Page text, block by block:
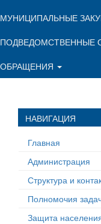
МУНИЦИПАЛЬНЫЕ
ПОДВЕДОМСТВЕННЫЕ
ОБРАЩЕНИЯ
НАВИГАЦИЯ
Главная
Администрация
Структура и
Полномочия
Защита